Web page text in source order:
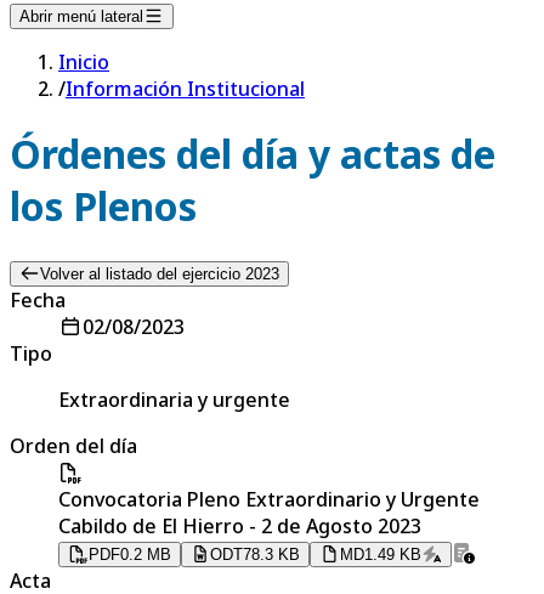
Abrir menú lateral
Inicio
/Información Institucional
Órdenes del día y actas de
los Plenos
Volver al listado del ejercicio 2023
Fecha
02/08/2023
Tipo
Extraordinaria y urgente
Orden del día
Convocatoria Pleno Extraordinario y Urgente
Cabildo de El Hierro - 2 de Agosto 2023
PDF0.2 MB ODT78.3 KB MD1.49 KB
Acta